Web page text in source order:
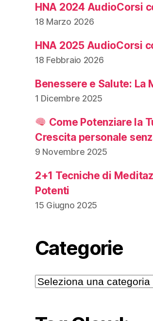
HNA 2024 AudioCorsi
18 Marzo 2026
HNA 2025 AudioCorsi
18 Febbraio 2026
Benessere e Salute: La
1 Dicembre 2025
Come Potenziare la
Crescita personale
9 Novembre 2025
2+1 Tecniche di
Potenti
15 Giugno 2025
Categorie
Categorie